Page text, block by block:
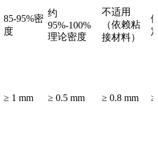
85-95%密
度
约
95%-100%
理论密度
不适用
（依赖粘
接材料）
≥ 1 mm ≥ 0.5 mm ≥ 0.8 mm ≥